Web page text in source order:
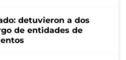
detuvieron a dos
de entidades de